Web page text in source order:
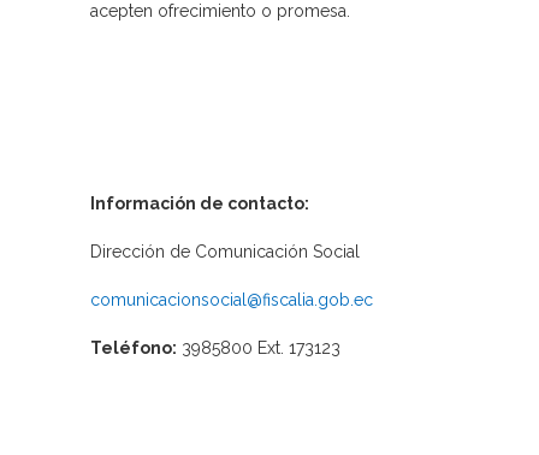
acepten ofrecimiento o promesa.
Información de contacto:
Dirección de Comunicación Social
comunicacionsocial@fiscalia.gob.ec
Teléfono: 3985800 Ext. 173123